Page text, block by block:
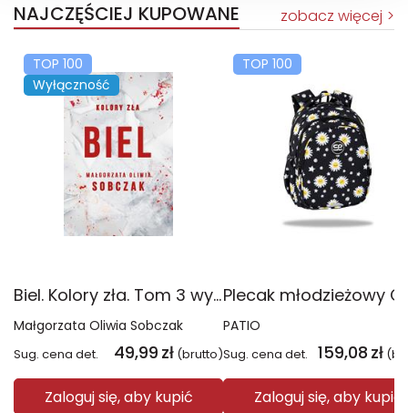
NAJCZĘŚCIEJ KUPOWANE zobacz więcej
TOP 100
Wyłączność
Biel. Kolory zła. Tom 3 wyd. 2025
Małgorzata Oliwia Sobczak
Sug. cena det. 49,99 zł (brutto)
Zaloguj się, aby kupić
TOP 100
PATIO
Sug. cena det. 159,08 zł
Zaloguj się, aby kupić